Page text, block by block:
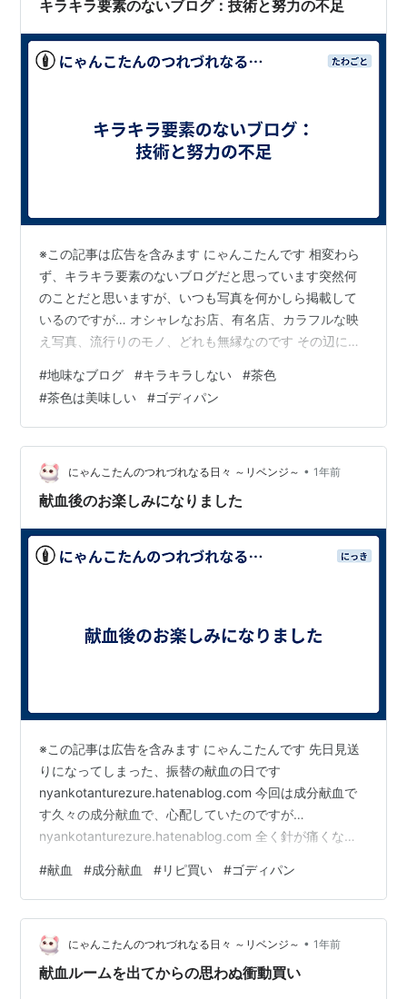
キラキラ要素のないブログ：技術と努力の不足
※この記事は広告を含みます にゃんこたんです 相変わら
ず、キラキラ要素のないブログだと思っています突然何
のことだと思いますが、いつも写真を何かしら掲載して
いるのですが… オシャレなお店、有名店、カラフルな映
え写真、流行りのモノ、どれも無縁なのです その辺に転
こだわりのある事は良いことです 見映えも良く、楽しめ
るコンテンツになるでしょう そういう努力をした方がい
いのでしょうか…が私には無理です今まで、そんな記事
を載せたことはありません 商品1つにしても、背景や土台
を作って撮影できません どの角度で撮ればキレイに写る
かなどと技術も持ち合わせていま…
#地味なブログ #キラキラしない #茶色
#茶色は美味しい #ゴディパン
にゃんこたんのつれづれなる日々 ～リベンジ～ • 1年前
献血後のお楽しみになりました
※この記事は広告を含みます にゃんこたんです 先日見送
りになってしまった、振替の献血の日です
nyankotanturezure.hatenablog.com 今回は成分献血で
す久々の成分献血で、心配していたのですが…
nyankotanturezure.hatenablog.com 全く針が痛くな
快適に進められました ありがとうございます！いつまで
経ってもこういうことには慣れないのです ウキウキし
て、献血センターをあとにしましたそして向かった先
は、「ゴディパン」ですwww.godiva.co.jpさっそくリピ
買いしてしまいました nyanko…
#献血 #成分献血 #リピ買い #ゴディパン
にゃんこたんのつれづれなる日々 ～リベンジ～ • 1年前
献血ルームを出てからの思わぬ衝動買い